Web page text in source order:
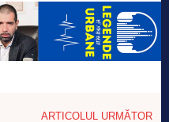
ARTICOLUL URMĂTOR